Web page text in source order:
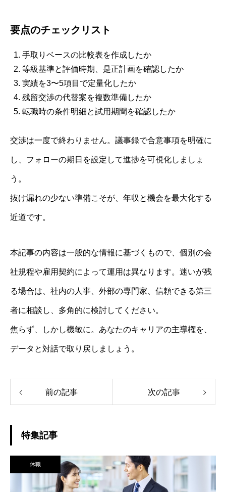
要点のチェックリスト
手取りベースの比較表を作成したか
等級基準と評価時期、是正計画を確認したか
実績を3〜5項目で定量化したか
残留交渉の代替案を複数準備したか
転職時の条件明細と試用期間を確認したか
交渉は一度で終わりません。議事録で合意事項を明確に
し、フォローの期日を設定して進捗を可視化しましょ
う。
抜け漏れの少ない準備こそが、年収と機会を最大化する
近道です。
本記事の内容は一般的な情報に基づくもので、個別の会
社規程や雇用契約によって運用は異なります。迷いが残
る場合は、社内の人事、外部の専門家、信頼できる第三
者に相談し、多角的に検討してください。
焦らず、しかし機敏に。あなたのキャリアの主導権を、
データと対話で取り戻しましょう。
前の記事 次の記事
特集記事
休職